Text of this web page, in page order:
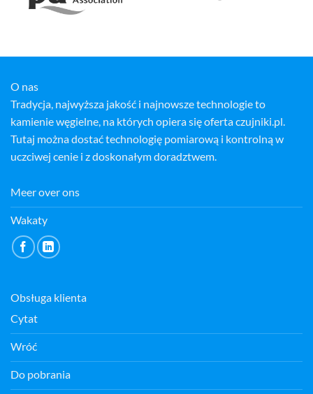
O nas
Tradycja, najwyższa jakość i najnowsze technologie to
kamienie węgielne, na których opiera się oferta czujniki.pl.
Tutaj można dostać technologię pomiarową i kontrolną w
uczciwej cenie i z doskonałym doradztwem.
Meer over ons
Wakaty
Obsługa klienta
Cytat
Wróć
Do pobrania